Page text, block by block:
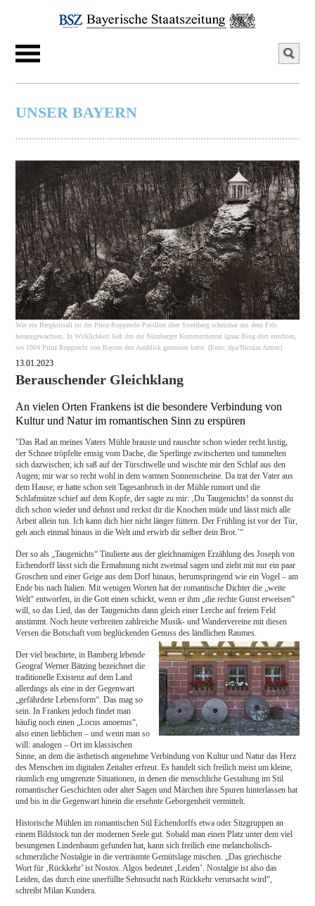
UNSER BAYERN
Wie ein Bergkristall ist der Prinz-Rupprecht-Pavillon über Streitberg scheinbar aus dem Fels
herausgewachsen. In Wirklichkeit ließ ihn der Nürnberger Kommerzienrat Ignaz Bing dort errichten,
wo 1904 Prinz Rupprecht von Bayern den Ausblick genossen hatte. (Foto: dpa/Nicolas Armer)
13.01.2023
Berauschender Gleichklang
An vielen Orten Frankens ist die besondere Verbindung von
Kultur und Natur im romantischen Sinn zu erspüren
"Das Rad an meines Vaters Mühle brauste und rauschte schon wieder recht lustig,
der Schnee tröpfelte emsig vom Dache, die Sperlinge zwitscherten und tummelten
sich dazwischen; ich saß auf der Türschwelle und wischte mir den Schlaf aus den
Augen; mir war so recht wohl in dem warmen Sonnenscheine. Da trat der Vater aus
dem Hause; er hatte schon seit Tagesanbruch in der Mühle rumort und die
Schlafmütze schief auf dem Kopfe, der sagte zu mir: ‚Du Taugenichts! da sonnst du
dich schon wieder und dehnst und reckst dir die Knochen müde und lässt mich alle
Arbeit allein tun. Ich kann dich hier nicht länger füttern. Der Frühling ist vor der Tür,
geh auch einmal hinaus in die Welt und erwirb dir selber dein Brot.’“
Der so als „Taugenichts“ Titulierte aus der gleichnamigen Erzählung des Joseph von
Eichendorff lässt sich die Ermahnung nicht zweimal sagen und zieht mit nur ein paar
Groschen und einer Geige aus dem Dorf hinaus, herumspringend wie ein Vogel – am
Ende bis nach Italien. Mit wenigen Worten hat der romantische Dichter die „weite
Welt“ entworfen, in die Gott einen schickt, wenn er ihm „die rechte Gunst erweisen“
will, so das Lied, das der Taugenichts dann gleich einer Lerche auf freiem Feld
anstimmt. Noch heute verbreiten zahlreiche Musik- und Wandervereine mit diesen
Versen die Botschaft vom beglückenden Genuss des ländlichen Raumes.
Der viel beachtete, in Bamberg lebende
Geograf Werner Bätzing bezeichnet die
traditionelle Exis­tenz auf dem Land
allerdings als eine in der Gegenwart
„gefährdete Lebensform“. Das mag so
sein. In Franken jedoch findet man
häufig noch einen „Locus amoenus“,
also einen lieblichen – und wenn man so
will: analogen – Ort im klassischen
Sinne, an dem die ästhetisch angenehme Verbindung von Kultur und Natur das Herz
des Menschen im digitalen Zeitalter erfreut. Es handelt sich freilich meist um kleine,
räumlich eng umgrenzte Situationen, in denen die menschliche Gestaltung im Stil
romantischer Geschichten oder alter Sagen und Märchen ihre Spuren hinterlassen hat
und bis in die Gegenwart hinein die ersehnte Geborgenheit vermittelt.
Historische Mühlen im romantischen Stil Eichendorffs etwa oder Sitzgruppen an
einem Bildstock tun der modernen Seele gut. Sobald man einen Platz unter dem viel
besungenen Lindenbaum gefunden hat, kann sich freilich eine melancholisch-
schmerzliche Nostalgie in die verträumte Gemütslage mischen. „Das griechische
Wort für ‚Rückkehr’ ist Nostos. Algos bedeutet ‚Leiden’. Nostalgie ist also das
Leiden, das durch eine unerfüllte Sehnsucht nach Rückkehr verursacht wird“,
schreibt Milan Kundera.